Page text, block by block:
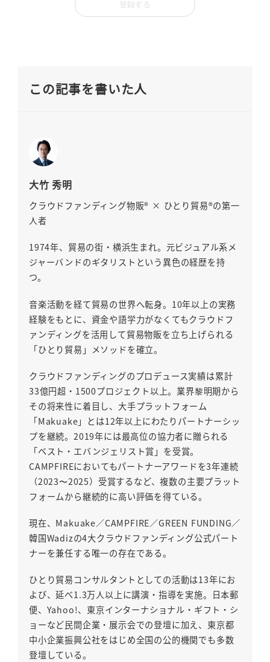
この記事を書いた人
大竹 秀明
クラウドファンディング物販® × ひとり貿易®の第一
人者
1974年、貿易の街・横浜生まれ。元ビジュアル系メ
ジャーバンドのギタリストという異色の経歴を持
つ。
音楽活動を経て貿易の世界へ転身。10年以上の実務
経験をもとに、資金や語学力がなくてもクラウドフ
ァンディングを活用して貿易物販を立ち上げられる
「ひとり貿易」メソッドを確立。
クラウドファンディングのプロデュース実績は累計
33億円超・1500プロジェクト以上。業界黎明期から
その将来性に着目し、大手プラットフォーム
「Makuake」とは12年以上にわたりパートナーシッ
プを継続。2019年には最高位の協力者に贈られる
「ベスト・エバンジェリスト賞」を受賞。
CAMPFIREにおいてもパートナーアワードを3年連続
（2023〜2025）受賞するなど、複数の主要プラット
フォームから継続的に高い評価を得ている。
現在、Makuake／CAMPFIRE／GREEN FUNDING／
韓国Wadizの4大クラウドファンディング公式パート
ナーを兼任する唯一の存在である。
ひとり貿易コンサルタントとしての活動は13年にお
よび、延べ1.3万人以上に講演・指導を実施。日本郵
便、Yahoo!、東京インターナショナル・ギフト・シ
ョーなど民間企業・展示会での登壇に加え、東京都
中小企業振興公社をはじめ全国の公的機関でも多数
登壇している。